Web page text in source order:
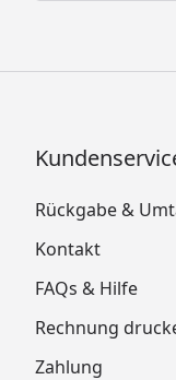
Rückgabe &
Kontakt
FAQs & Hilfe
Rechnung
Zahlung